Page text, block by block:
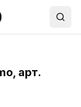
арт.